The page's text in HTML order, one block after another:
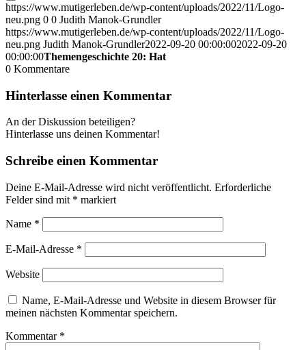
https://www.mutigerleben.de/wp-content/uploads/2022/11/Logo-
neu.png 0 0 Judith Manok-Grundler
https://www.mutigerleben.de/wp-content/uploads/2022/11/Logo-
neu.png Judith Manok-Grundler2022-09-20 00:00:002022-09-20
00:00:00Themengeschichte 20: Hat
0 Kommentare
Hinterlasse einen Kommentar
An der Diskussion beteiligen?
Hinterlasse uns deinen Kommentar!
Schreibe einen Kommentar
Deine E-Mail-Adresse wird nicht veröffentlicht. Erforderliche
Felder sind mit * markiert
Name *
E-Mail-Adresse *
Website
Name, E-Mail-Adresse und Website in diesem Browser für
meinen nächsten Kommentar speichern.
Kommentar *